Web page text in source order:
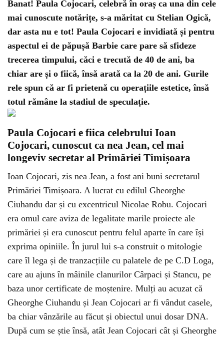
Banat! Paula Cojocari, celebră în oraș ca una din cele
mai cunoscute notărițe, s-a măritat cu Stelian Ogică,
dar asta nu e tot! Paula Cojocari e invidiată și pentru
aspectul ei de păpușă Barbie care pare să sfideze
trecerea timpului, căci e trecută de 40 de ani, ba
chiar are și o fiică, însă arată ca la 20 de ani. Gurile
rele spun că ar fi prietenă cu operațiile estetice, însă
totul rămâne la stadiul de speculație.
Paula Cojocari e fiica celebrului Ioan
Cojocari, cunoscut ca nea Jean, cel mai
longeviv secretar al Primăriei Timișoara
Ioan Cojocari, zis nea Jean, a fost ani buni secretarul
Primăriei Timișoara. A lucrat cu edilul Gheorghe
Ciuhandu dar și cu excentricul Nicolae Robu. Cojocari
era omul care aviza de legalitate marile proiecte ale
primăriei și era cunoscut pentru felul aparte în care își
exprima opiniile. În jurul lui s-a construit o mitologie
care îl lega și de tranzacțiile cu palatele de pe C.D Loga,
care au ajuns în mâinile clanurilor Cârpaci și Stancu, pe
baza unor certificate de moștenire. Mulți au acuzat că
Gheorghe Ciuhandu și Jean Cojocari ar fi vândut casele,
ba chiar vânzările au făcut și obiectul unui dosar DNA.
După cum se știe însă, atât Jean Cojocari cât și Gheorghe